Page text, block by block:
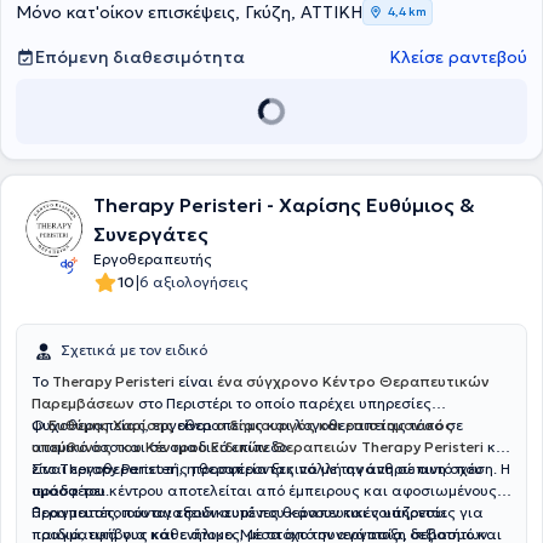
Μόνο κατ'οίκον επισκέψεις, Γκύζη, ΑΤΤΙΚΗ 4,4 km
Επόμενη διαθεσιμότητα Κλείσε ραντεβού
Therapy Peristeri - Χαρίσης Ευθύμιος &
Συνεργάτες
Εργοθεραπευτής
10|6 αξιολογήσεις
Σχετικά με τον ειδικό
Το Therapy Peristeri είναι ένα σύγχρονο Κέντρο Θεραπευτικών
Παρεμβάσεων στο Περιστέρι το οποίο παρέχει υπηρεσίες
ψυχοθεραπείας, εργοθεραπείας και λογοθεραπείας τόσο σε
ατομικό όσο και σε ομαδικό επίπεδο.
ΟΕυθύμης Χαρίσηςείναιο δημιουργός και επιστημονικός
υπεύθυνος του Κέντρου Ειδικών Θεραπειών Therapy Peristeri και
είναι εργοθεραπευτής προσφέροντας πολλή αγάπη σε αυτό που
προσφέρει.
Στο Therapy Peristeri, η θεραπεία ξεκινά με την ανθρώπινη σχέση. Η
ομάδα του κέντρου αποτελείται από έμπειρους και αφοσιωμένους
θεραπευτές, που αγαπούν αυτό που κάνουν και νοιάζονται
πραγματικά για κάθε άτομο. Μέσα από συνεργασία, σεβασμό και
Πραγματοποιούνται εξειδικευμένες θεραπευτικές υπηρεσίες για
παιδιά, εφήβους και ενήλικες, με στόχο την ανάπτυξη δεξιοτήτων